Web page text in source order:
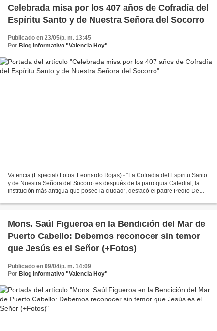
Celebrada misa por los 407 años de Cofradía del
Espíritu Santo y de Nuestra Señora del Socorro
Publicado en 23/05/p. m. 13:45
Por Blog Informativo "Valencia Hoy"
Valencia (Especial/ Fotos: Leonardo Rojas).- “La Cofradía del Espíritu Santo
y de Nuestra Señora del Socorro es después de la parroquia Catedral, la
institución más antigua que posee la ciudad”, destacó el padre Pedro De
Mons. Saúl Figueroa en la Bendición del Mar de
Puerto Cabello: Debemos reconocer sin temor
que Jesús es el Señor (+Fotos)
Publicado en 09/04/p. m. 14:09
Por Blog Informativo "Valencia Hoy"